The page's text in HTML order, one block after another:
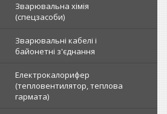
Зварювальна хімія
(спецзасоби)
Зварювальні кабелі і
байонетні з'єднання
Електрокалорифер
(тепловентилятор, теплова
гармата)